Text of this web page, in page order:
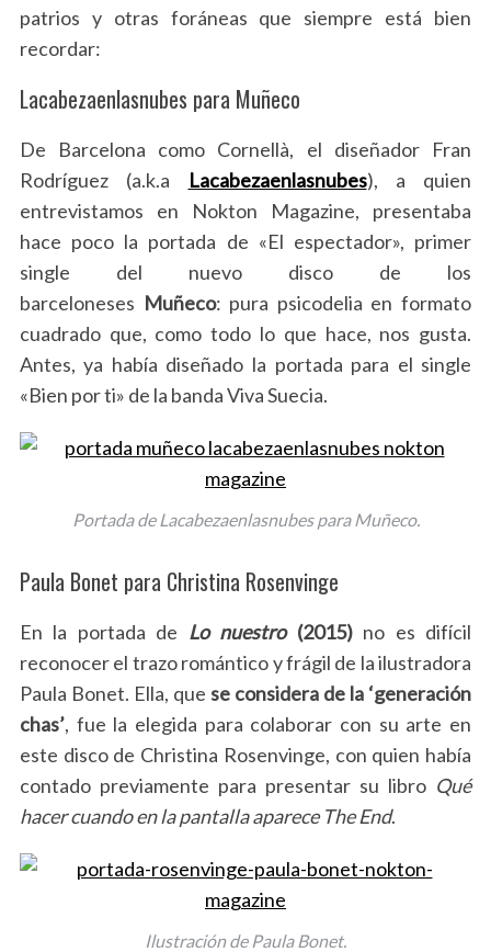
patrios y otras foráneas que siempre está bien
recordar:
Lacabezaenlasnubes para Muñeco
De Barcelona como Cornellà, el diseñador Fran
Rodríguez (a.k.a
Lacabezaenlasnubes), a quien
entrevistamos en Nokton Magazine, presentaba
hace poco la portada de «El espectador», primer
single del nuevo disco de los
barceloneses Muñeco: pura psicodelia en formato
cuadrado que, como todo lo que hace, nos gusta.
Antes, ya había diseñado la portada para el single
«Bien por ti» de la banda Viva Suecia.
Portada de Lacabezaenlasnubes para Muñeco.
Paula Bonet para Christina Rosenvinge
En la portada de Lo nuestro (2015)no es difícil
reconocer el trazo romántico y frágil de la ilustradora
Paula Bonet. Ella, que se considera de la ‘generación
chas’, fue la elegida para colaborar con su arte en
este disco de Christina Rosenvinge, con quien había
contado previamente para presentar su libro Qué
hacer cuando en la pantalla aparece The End.
Ilustración de Paula Bonet.